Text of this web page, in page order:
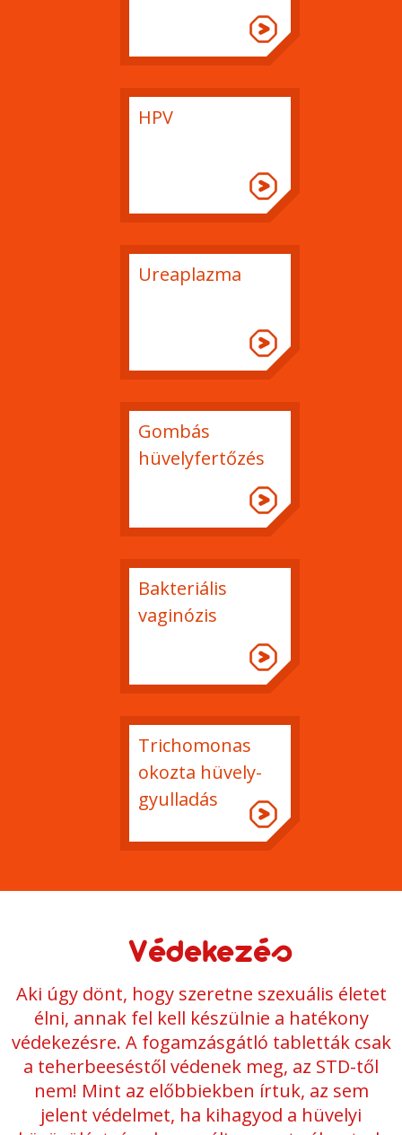
HPV
Ureaplazma
Gombás
hüvelyfertőzés
Bakteriális
vaginózis
Trichomonas
okozta hüvely-
gyulladás
Védekezés
Aki úgy dönt, hogy szeretne szexuális életet
élni, annak fel kell készülnie a hatékony
védekezésre. A fogamzásgátló tabletták csak
a teherbeeséstől védenek meg, az STD-től
nem! Mint az előbbiekben írtuk, az sem
jelent védelmet, ha kihagyod a hüvelyi